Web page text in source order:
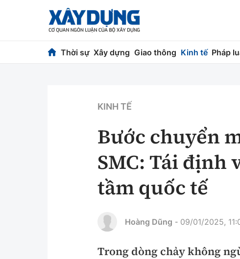
Thời sự Xây dựng Giao thông Kinh tế Pháp
Chuyện dọc đường
Quy hoạch kiến trúc
Vật liệu xây dựng
Giám định chất
Quản lý đô thị
An toàn giao thông
Giao thông 24h
KINH TẾ
Bước chuyển
SMC: Tái
tầm quốc tế
Hoàng Dũng - 09/01/2025,
Trong dòng chảy không